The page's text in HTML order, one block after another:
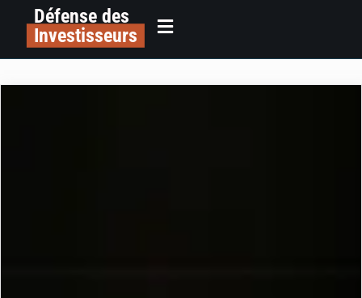
Défense des
Investisseurs